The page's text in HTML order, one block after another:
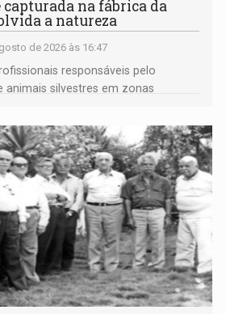
capturada na fábrica da
a natureza
de 2026 às 16:47
responsáveis pelo
animais silvestres em zonas